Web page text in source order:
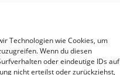
Technologien wie Cookies, um
Wenn du diesen
oder eindeutige IDs auf
nicht erteilst oder zurückziehst,